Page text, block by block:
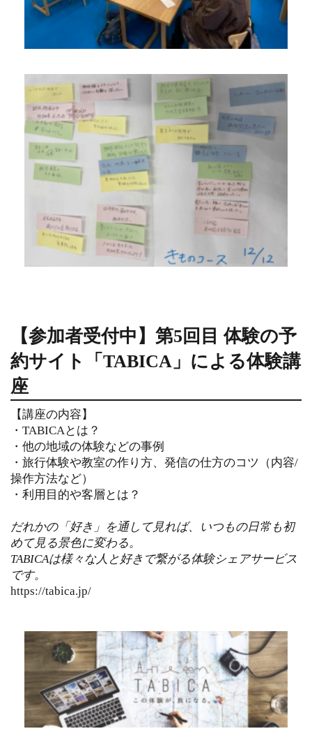
【参加者受付中】第5回目 体験の予
約サイト「TABICA 」による体験講
座
【講座の内容】
・TABICAとは？
・他の地域の体験などの事例
・旅行体験や教室の作り方、発信の仕方のコツ（内容/
操作方法など）
・利用目的や客層とは？
だれかの「好き」を通して見れば、いつもの日常も初
めて見る景色に変わる。
TABICAは様々な人と好きで繋がる体験シェアサービス
です。
https://tabica.jp/